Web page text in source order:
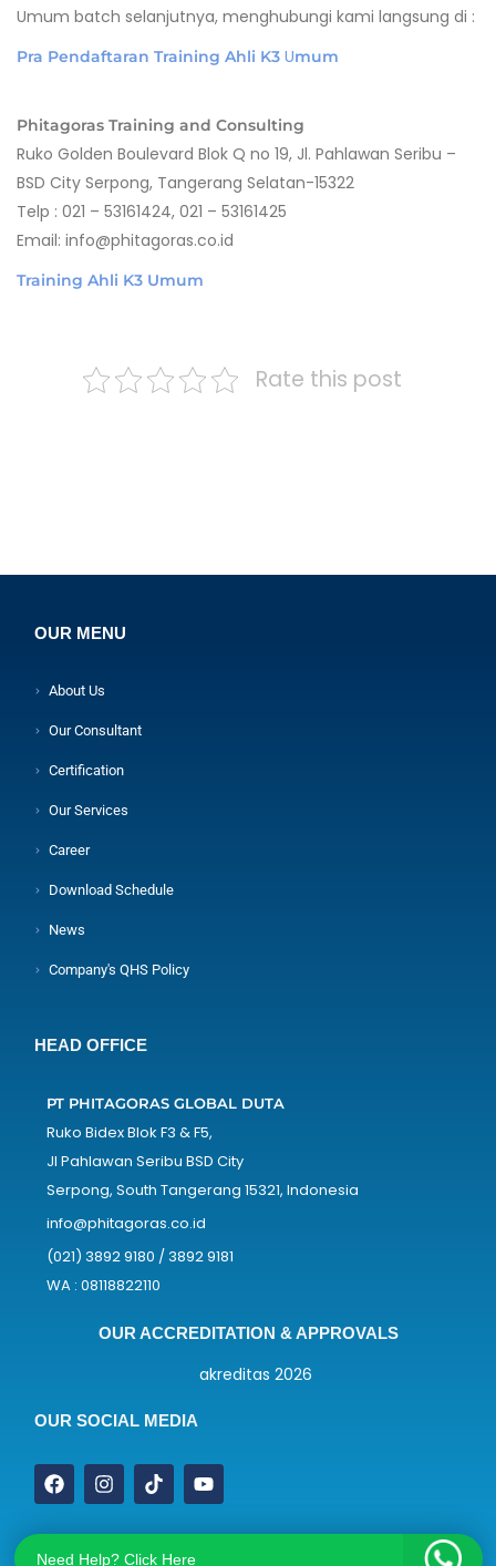
Umum batch selanjutnya, menghubungi kami langsung di :
Pra Pendaftaran Training Ahli K3 Umum
Phitagoras Training and Consulting
Ruko Golden Boulevard Blok Q no 19, Jl. Pahlawan Seribu –
BSD City Serpong, Tangerang Selatan-15322
Telp : 021 – 53161424, 021 – 53161425
Email: info@phitagoras.co.id
Training Ahli K3 Umum
Rate this post
OUR MENU
About Us
Our Consultant
Certification
Our Services
Career
Download Schedule
News
Company's QHS Policy
HEAD OFFICE
PT PHITAGORAS GLOBAL DUTA
Ruko Bidex Blok F3 & F5,
Jl Pahlawan Seribu BSD City
Serpong, South Tangerang 15321, Indonesia
info@phitagoras.co.id
(021) 3892 9180 / 3892 9181
WA : 08118822110
OUR ACCREDITATION & APPROVALS
OUR SOCIAL MEDIA
Need Help? Click Here